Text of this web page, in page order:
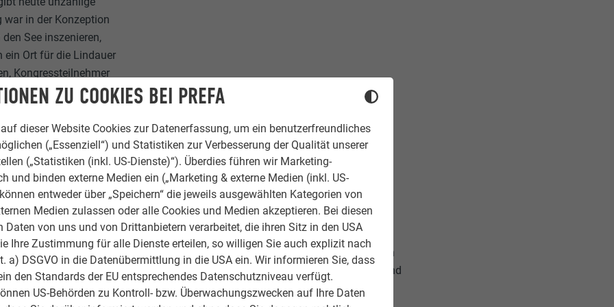
ZU COOKIES BEI PREFA
dieser Website Cookies zur Datenerfassung, um ein benutzerfreundliches
(„Essenziell“) und Statistiken zur Verbesserung der Qualität unserer
(„Statistiken (inkl. US-Dienste)“). Überdies führen wir Marketing-
und binden externe Medien ein („Marketing & externe Medien (inkl. US-
entweder über „Speichern“ die jeweils ausgewählten Kategorien von
Medien zulassen oder alle Cookies und Medien akzeptieren. Bei diesen
Daten von uns und von Drittanbietern verarbeitet, die ihren Sitz in den USA
Ihre Zustimmung für alle Dienste erteilen, so willigen Sie auch explizit nach
a) DSGVO in die Datenübermittlung in die USA ein. Wir informieren Sie, dass
den Standards der EU entsprechendes Datenschutzniveau verfügt.
US-Behörden zu Kontroll- bzw. Überwachungszwecken auf Ihre Daten
war in der Konzeption
See inszenieren,
ein Ort für die Lindauer
Kongressteilnehmer
ALTERN
ist bewusst robust. Das Objekt muss für Jahrzehnte Bestand haben
können“, unterstreicht Moritz Auer, der gemeinsam mit seinem Bruder Philipp und
das Architekturbüro leitet. Auer Weber wurde von Moritz‘ Vater Fritz Auer